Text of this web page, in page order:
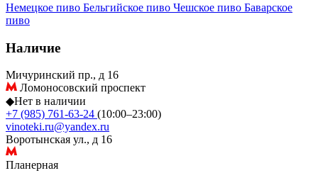
Немецкое пиво Бельгийское пиво Чешское пиво Баварское
пиво
Наличие
Мичуринский пр., д 16
Ломоносовский проспект
◆Нет в наличии
+7 (985) 761-63-24 (10:00–23:00)
vinoteki.ru@yandex.ru
Воротынская ул., д 16
Планерная